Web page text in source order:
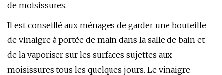
de moisissures.
Il est conseillé aux ménages de garder une bouteille
de vinaigre à portée de main dans la salle de bain et
de la vaporiser sur les surfaces sujettes aux
moisissures tous les quelques jours. Le vinaigre